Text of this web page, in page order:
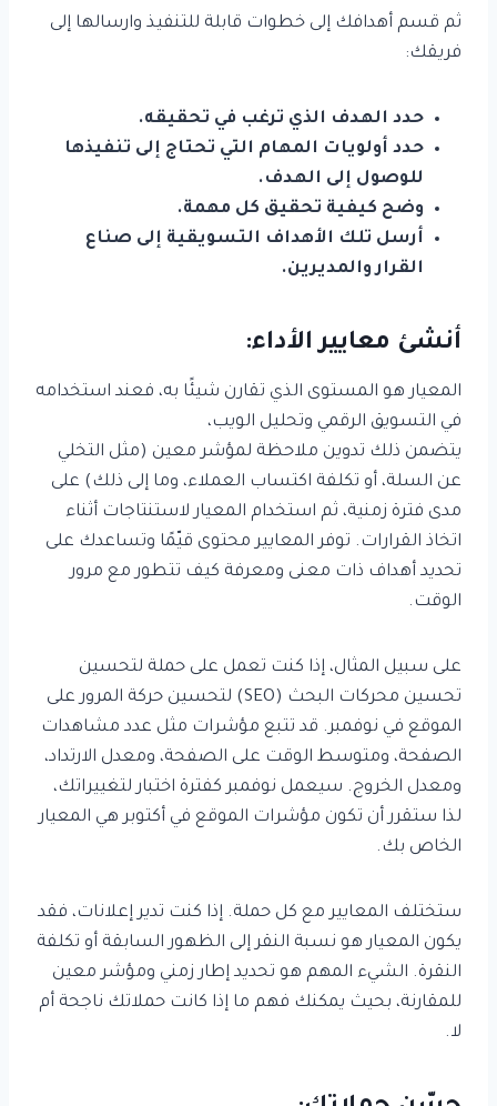
ثم قسم أهدافك إلى خطوات قابلة للتنفيذ وارسالها إلى
فريقك:
حدد الهدف الذي ترغب في تحقيقه.
حدد أولويات المهام التي تحتاج إلى تنفيذها
للوصول إلى الهدف.
وضح كيفية تحقيق كل مهمة.
أرسل تلك الأهداف التسويقية إلى صناع
القرار والمديرين.
أنشئ معايير الأداء:
المعيار هو المستوى الذي تقارن شيئًا به، فعند استخدامه
في التسويق الرقمي وتحليل الويب،
يتضمن ذلك تدوين ملاحظة لمؤشر معين (مثل التخلي
عن السلة، أو تكلفة اكتساب العملاء، وما إلى ذلك) على
مدى فترة زمنية، ثم استخدام المعيار لاستنتاجات أثناء
اتخاذ القرارات. توفر المعايير محتوى قيّمًا وتساعدك على
تحديد أهداف ذات معنى ومعرفة كيف تتطور مع مرور
الوقت.
على سبيل المثال، إذا كنت تعمل على حملة لتحسين
تحسين محركات البحث (SEO) لتحسين حركة المرور على
الموقع في نوفمبر. قد تتبع مؤشرات مثل عدد مشاهدات
الصفحة، ومتوسط الوقت على الصفحة، ومعدل الارتداد،
ومعدل الخروج. سيعمل نوفمبر كفترة اختبار لتغييراتك،
لذا ستقرر أن تكون مؤشرات الموقع في أكتوبر هي المعيار
الخاص بك.
ستختلف المعايير مع كل حملة. إذا كنت تدير إعلانات، فقد
يكون المعيار هو نسبة النقر إلى الظهور السابقة أو تكلفة
النقرة. الشيء المهم هو تحديد إطار زمني ومؤشر معين
للمقارنة، بحيث يمكنك فهم ما إذا كانت حملاتك ناجحة أم
لا.